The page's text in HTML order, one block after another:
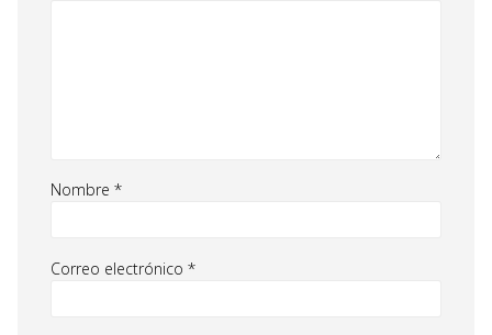
Nombre *
Correo electrónico *